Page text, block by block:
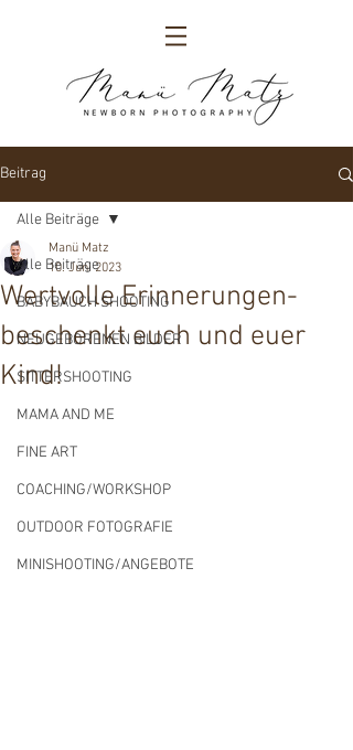
Beitrag
Alle Beiträge
BABYBAUCH SHOOTING
NEUGEBORENEN BILDER
SITTERSHOOTING
MAMA AND ME
FINE ART
COACHING/WORKSHOP
OUTDOOR FOTOGRAFIE
MINISHOOTING/ANGEBOTE
Alle Beiträge
Wertvolle Erinnerungen-
beschenkt euch und euer
Kind!
Manü Matz
10. Juni 2023